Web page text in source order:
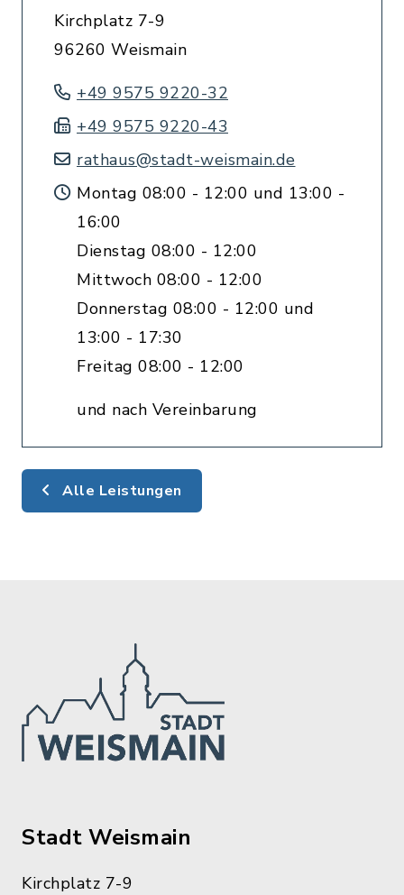
Kirchplatz 7-9
96260 Weismain
+49 9575 9220-32
+49 9575 9220-43
rathaus@stadt-weismain.de
Montag 08:00 - 12:00 und 13:00 -
16:00
Dienstag 08:00 - 12:00
Mittwoch 08:00 - 12:00
Donnerstag 08:00 - 12:00 und
13:00 - 17:30
Freitag 08:00 - 12:00
und nach Vereinbarung
Alle Leistungen
Stadt Weismain
Kirchplatz 7-9